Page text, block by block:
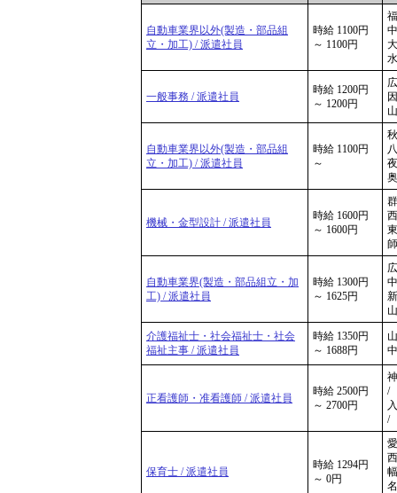
自動車業界以外(製造・部品組
立・加工) / 派遣社員
時給 1100円
～ 1100円
一般事務 / 派遣社員
時給 1200円
～ 1200円
自動車業界以外(製造・部品組
立・加工) / 派遣社員
時給 1100円
～
機械・金型設計 / 派遣社員
時給 1600円
～ 1600円
自動車業界(製造・部品組立・加
工) / 派遣社員
時給 1300円
～ 1625円
介護福祉士・社会福祉士・社会
福祉主事 / 派遣社員
時給 1350円
～ 1688円
正看護師・准看護師 / 派遣社員
時給 2500円
～ 2700円
/
/
保育士 / 派遣社員
時給 1294円
～ 0円